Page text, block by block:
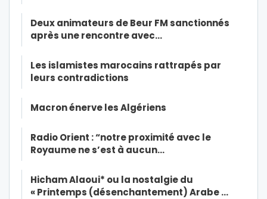
Deux animateurs de Beur FM sanctionnés
après une rencontre avec…
Les islamistes marocains rattrapés par
leurs contradictions
Macron énerve les Algériens
Radio Orient : “notre proximité avec le
Royaume ne s’est à aucun…
Hicham Alaoui* ou la nostalgie du
« Printemps (désenchantement) Arabe …